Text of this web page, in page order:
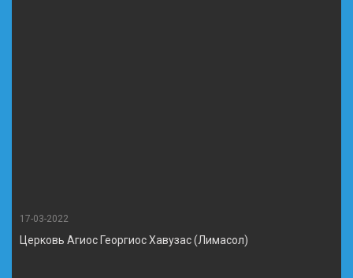
17-03-2022
Церковь Агиос Георгиос Хавузас (Лимасол)